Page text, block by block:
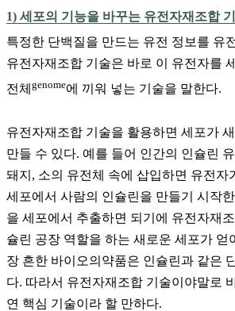
1) 세포의 기능을 바꾸는 유전자재조합
특정한 단백질을 만드는 유전 정보를 유
유전자재조합 기술은 바로 이 유전자를
전체 genome에 끼워 넣는 기술을 말한다.
유전자재조합 기술을 활용하면 세포가
만들 수 있다. 예를 들어 인간의 인슐린
돼지, 소의 유전체 속에 삽입하면 유전자
세포에서 사람의 인슐린을 만들기 시작
을 세포에서 추출하면 되기에 유전자재
슐린 공장 역할을 하는 새로운 세포가 얻
장 흔한 바이오의약품은 인슐린과 같은
다. 따라서 유전자재조합 기술이야말로
연 핵심 기술이라 할 만하다.